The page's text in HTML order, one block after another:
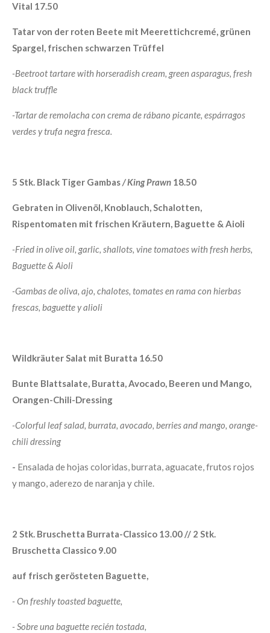
Vital 17.50
Tatar von der roten Beete mit Meerettichcremé, grünen
Spargel, frischen schwarzen Trüffel
-Beetroot tartare with horseradish cream, green asparagus, fresh
black truffle
-Tartar de remolacha con crema de rábano picante, espárragos
verdes y trufa negra fresca.
5 Stk. Black Tiger Gambas/ King Prawn 18.50
Gebraten in Olivenöl, Knoblauch, Schalotten,
Rispentomaten mit frischen Kräutern, Baguette & Aioli
-Fried in olive oil, garlic, shallots, vine tomatoes with fresh herbs,
Baguette & Aioli
-Gambas de oliva, ajo, chalotes, tomates en rama con hierbas
frescas, baguette y alioli
Wildkräuter Salat mit Buratta 16.50
Bunte Blattsalate, Buratta, Avocado, Beeren und Mango,
Orangen-Chili-Dressing
-Colorful leaf salad, burrata, avocado, berries and mango, orange-
chili dressing
- Ensalada de hojas coloridas, burrata, aguacate, frutos rojos
y mango, aderezo de naranja y chile.
2 Stk. Bruschetta Burrata-Classico 13.00 // 2 Stk.
Bruschetta Classico 9.00
auf frisch gerösteten Baguette,
-On freshly toasted baguette,
-Sobre una baguette recién tostada,